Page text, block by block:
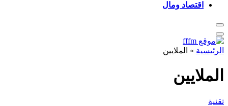
اقتصاد ومال
الرئيسية»الملايين
الملايين
تقنية